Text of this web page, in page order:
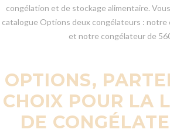
congélation et de stockage alimentaire.
catalogue Options deux congélateurs :
et notre congélateur de
OPTIONS,
CHOIX POUR LA
DE